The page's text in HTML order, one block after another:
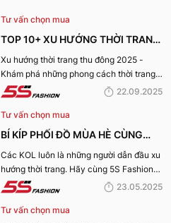
Tư vấn chọn mua
TOP 10+ XU HƯỚNG THỜI TRANG
THU ĐÔNG 2025 TRENDY, GÂY
BÃO
Xu hướng thời trang thu đông 2025 -
Khám phá những phong cách thời trang
“làm mưa làm gió” từ sàn runway đến
22.09.2025
Tư vấn chọn mua
BÍ KÍP PHỐI ĐỒ MÙA HÈ CÙNG
KOL 5S FASHION: STYLE THU HÚT
CHO MỌI CHÀNG TRAI
Các KOL luôn là những người dẫn đầu xu
hướng thời trang. Hãy cùng 5S Fashion
điểm qua những bí kíp phối đồ mùa hè
23.05.2025
Tư vấn chọn mua